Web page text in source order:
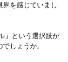
界を感じていまし
」という選択肢が
しょうか。